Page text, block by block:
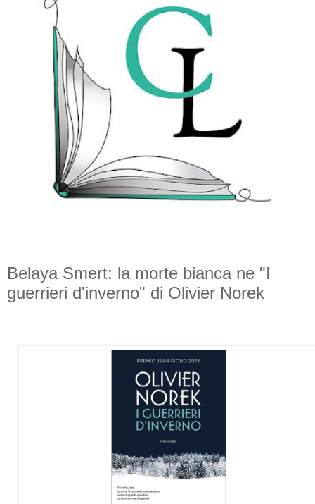
Belaya Smert: la morte bianca ne "I
guerrieri d'inverno" di Olivier Norek